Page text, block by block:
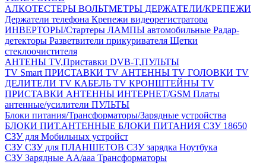
АЛКОТЕСТЕРЫ ВОЛЬТМЕТРЫ ДЕРЖАТЕЛИ/КРЕПЕЖИ
Держатели телефона Крепежи видеорегистратора
ИНВЕРТОРЫ/Стартеры ЛАМПЫ автомобильные Радар-
детекторы Разветвители прикуривателя Щетки
стеклоочистителя
АНТЕНЫ ТV,Приставки DVB-T,ПУЛЬТЫ
TV Smart ПРИСТАВКИ TV АНТЕННЫ TV ГОЛОВКИ TV
ДЕЛИТЕЛИ TV КАБЕЛЬ TV КРОНШТЕЙНЫ TV
ПРИСТАВКИ АНТЕННЫ ИНТЕРНЕТ/GSM Платы
антенные/усилители ПУЛЬТЫ
Блоки питания/Трансформаторы/Зарядные устройства
БЛОКИ ПИТ.АНТЕННЫЕ БЛОКИ ПИТАНИЯ СЗУ 18650
СЗУ для Мобильных устройст
СЗУСЗУ для ПЛАНШЕТОВ СЗУ зарядка Ноутбука
СЗУ Зарядные АА/ааа Трансформаторы